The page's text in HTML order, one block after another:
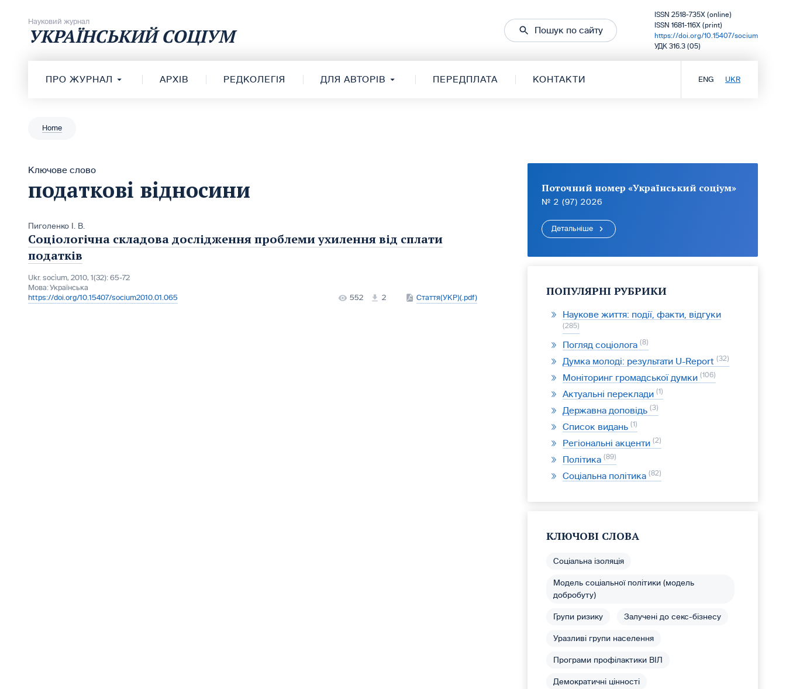
Науковий журнал
УКРАЇНСЬКИЙ СОЦІУМ Пошук по сайту
ISSN 2518-735X (online)
ISSN 1681-116X (print)
https://doi.org/10.15407/socium
УДК 316.3 (05)
ПРО ЖУРНАЛ АРХІВ РЕДКОЛЕГІЯ ДЛЯ АВТОРІВ ПЕРЕДПЛАТА КОНТАКТИ ENG UKR
Home
Ключове слово
податкові відносини
Пиголенко І. В.
Соціологічна складова дослідження проблеми ухилення від сплати
податків
Ukr. socìum, 2010, 1(32): 65-72
Мова:Українська
https://doi.org/10.15407/socium2010.01.065
552 2 Стаття(УКР)(.pdf)
Поточний номер «Український соціум»
№ 2 (97) 2026
Детальніше
ПОПУЛЯРНІ РУБРИКИ
Наукове життя: події, факти, відгуки
285
Погляд соціолога 8
Думка молоді: результати U-Report 32
Моніторинг громадської думки 106
Актуальні переклади 1
Державна доповідь 3
Список видань 1
Регіональні акценти 2
Політика 89
Соціальна політика 82
КЛЮЧОВІ СЛОВА
Соціальна ізоляція
Модель соціальної політики (модель
добробуту)
Групи ризику Залучені до секс-бізнесу
Уразливі групи населення
Програми профілактики ВІЛ
Демократичні цінності